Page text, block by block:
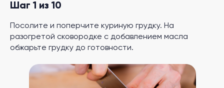
Шаг 1 из 10
Посолите и поперчите куриную грудку. На
разогретой сковородке с добавлением масла
обжарьте грудку до готовности.